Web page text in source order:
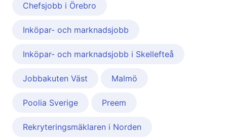
Chefsjobb i Örebro
Inköpar- och marknadsjobb
Inköpar- och marknadsjobb i Skellefteå
Jobbakuten Väst Malmö
Poolia Sverige Preem
Rekryteringsmäklaren i Norden